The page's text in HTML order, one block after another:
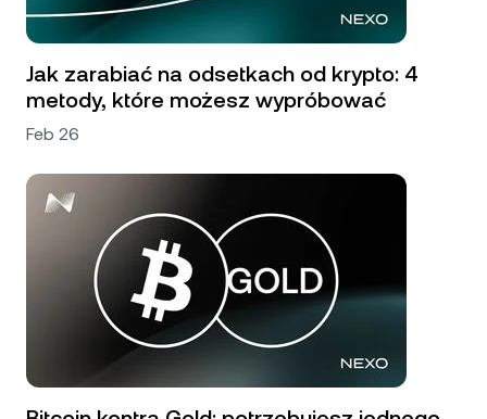
Jak zarabiać na odsetkach od krypto: 4
metody, które możesz wypróbować
Feb 26